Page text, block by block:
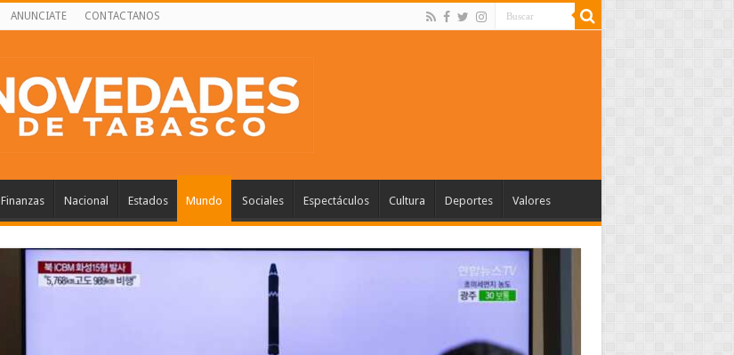
ANUNCIATE CONTACTANOS
Finanzas Nacional Estados Mundo Sociales Espectáculos Cultura Deportes Valores